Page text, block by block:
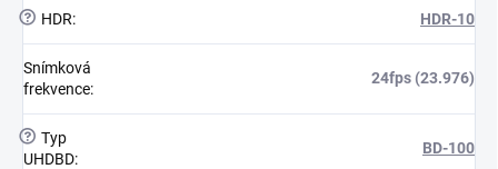
? HDR: HDR-10
Snímková
frekvence:
24fps (23.976)
? Typ
UHDBD:
BD-100